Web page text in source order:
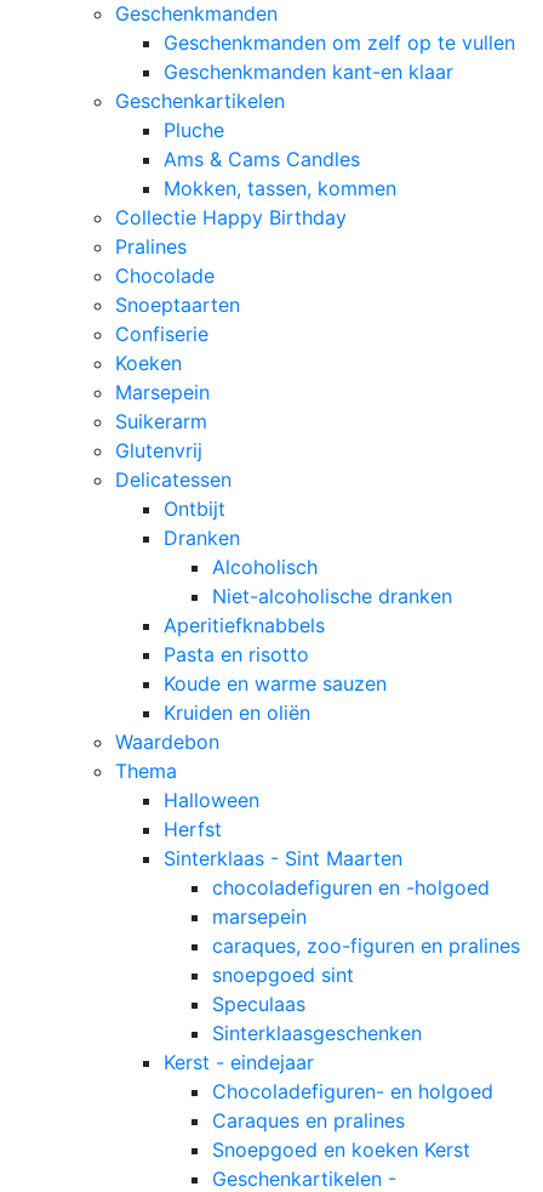
Geschenkmanden
Geschenkmanden om zelf op te vullen
Geschenkmanden kant-en klaar
Geschenkartikelen
Pluche
Ams & Cams Candles
Mokken, tassen, kommen
Collectie Happy Birthday
Pralines
Chocolade
Snoeptaarten
Confiserie
Koeken
Marsepein
Suikerarm
Glutenvrij
Delicatessen
Ontbijt
Dranken
Alcoholisch
Niet-alcoholische dranken
Aperitiefknabbels
Pasta en risotto
Koude en warme sauzen
Kruiden en oliën
Waardebon
Thema
Halloween
Herfst
Sinterklaas - Sint Maarten
chocoladefiguren en -holgoed
marsepein
caraques, zoo-figuren en pralines
snoepgoed sint
Speculaas
Sinterklaasgeschenken
Kerst - eindejaar
Chocoladefiguren- en holgoed
Caraques en pralines
Snoepgoed en koeken Kerst
Geschenkartikelen -